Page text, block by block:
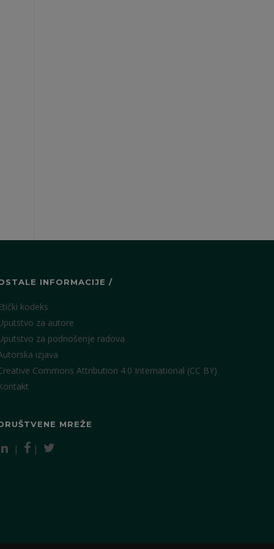
INFORMACIJE /
kodeks
za autore
za podnošenje radova
izjava
Commons Attribution 4.0 International (CC BY)
MREŽE
| |